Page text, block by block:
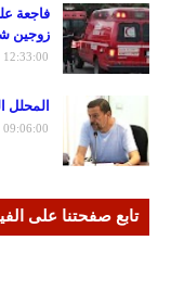
فاجعة
زوجين
7/22/
المحلل
8/26/
تابع صفحتنا على